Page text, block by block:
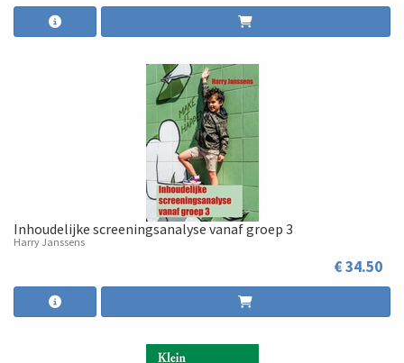
Inhoudelijke screeningsanalyse vanaf groep 3
Harry Janssens
€ 34.50